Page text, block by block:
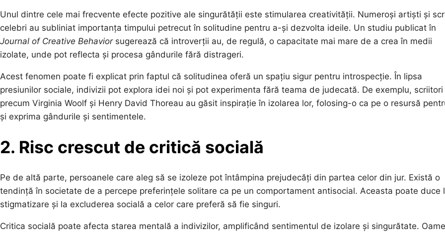
Unul dintre cele mai frecvente efecte pozitive ale singurătății este stimularea creativității. Numeroși artiști și
celebri au subliniat importanța timpului petrecut în solitudine pentru a-și dezvolta ideile. Un studiu publicat în
Journal of Creative Behaviorsugerează că introverții au, de regulă, o capacitate mai mare de a crea în medii
izolate, unde pot reflecta și procesa gândurile fără distrageri.
Acest fenomen poate fi explicat prin faptul că solitudinea oferă un spațiu sigur pentru introspecție. În lipsa
presiunilor sociale, indivizii pot explora idei noi și pot experimenta fără teama de judecată. De exemplu, scriitori
precum Virginia Woolf și Henry David Thoreau au găsit inspirație în izolarea lor, folosing-o ca pe o resursă
și exprima gândurile și sentimentele.
2. Risc crescut de critică socială
Pe de altă parte, persoanele care aleg să se izoleze pot întâmpina prejudecăți din partea celor din jur. Există o
tendință în societate de a percepe preferințele solitare ca pe un comportament antisocial. Aceasta poate duce
stigmatizare și la excluderea socială a celor care preferă să fie singuri.
Critica socială poate afecta starea mentală a indivizilor, amplificând sentimentul de izolare și singurătate.